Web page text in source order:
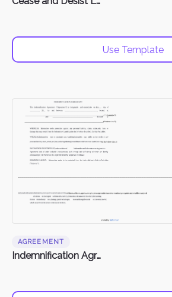
Use Template
AGREEMENT
Indemnification Agreement